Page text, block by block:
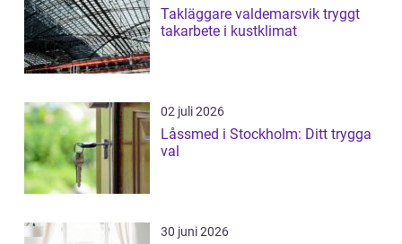
Takläggare valdemarsvik tryggt
takarbete i kustklimat
02 juli 2026
Låssmed i Stockholm: Ditt trygga
val
30 juni 2026